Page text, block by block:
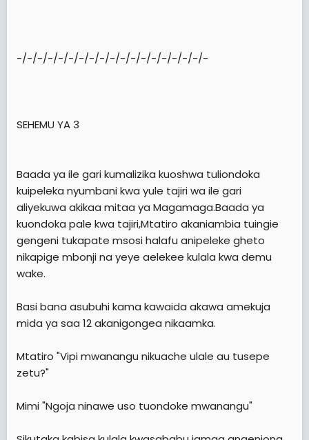
-/-/-/-/-/-/-/-/-/-/-/-/-/-/-/-/-/-/-
SEHEMU YA 3
Baada ya ile gari kumalizika kuoshwa tuliondoka
kuipeleka nyumbani kwa yule tajiri wa ile gari
aliyekuwa akikaa mitaa ya Magamaga.Baada ya
kuondoka pale kwa tajiri,Mtatiro akaniambia tuingie
gengeni tukapate msosi halafu anipeleke gheto
nikapige mbonji na yeye aelekee kulala kwa demu
wake.
Basi bana asubuhi kama kawaida akawa amekuja
mida ya saa 12 akanigongea nikaamka.
Mtatiro "Vipi mwanangu nikuache ulale au tusepe
zetu?"
Mimi "Ngoja ninawe uso tuondoke mwanangu"